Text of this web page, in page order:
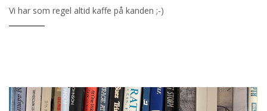
Vi har som regel altid kaffe på kanden ;-)